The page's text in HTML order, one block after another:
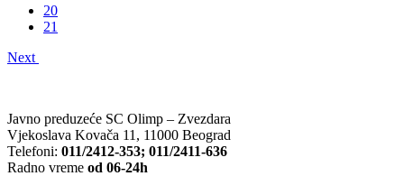
20
21
Next
Javno preduzeće SC Olimp – Zvezdara
Vjekoslava Kovača 11, 11000 Beograd
Telefoni: 011/2412-353; 011/2411-636
Radno vreme od 06-24h